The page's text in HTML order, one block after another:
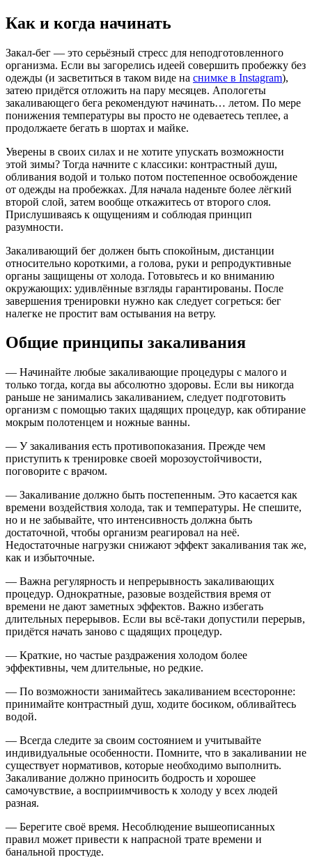
Как и когда начинать
Закал-бег — это серьёзный стресс для неподготовленного
организма. Если вы загорелись идеей совершить пробежку без
одежды (и засветиться в таком виде на снимке в Instagram),
затею придётся отложить на пару месяцев. Апологеты
закаливающего бега рекомендуют начинать… летом. По мере
понижения температуры вы просто не одеваетесь теплее, а
продолжаете бегать в шортах и майке.
Уверены в своих силах и не хотите упускать возможности
этой зимы? Тогда начните с классики: контрастный душ,
обливания водой и только потом постепенное освобождение
от одежды на пробежках. Для начала наденьте более лёгкий
второй слой, затем вообще откажитесь от второго слоя.
Прислушиваясь к ощущениям и соблюдая принцип
разумности.
Закаливающий бег должен быть спокойным, дистанции
относительно короткими, а голова, руки и репродуктивные
органы защищены от холода. Готовьтесь и ко вниманию
окружающих: удивлённые взгляды гарантированы. После
завершения тренировки нужно как следует согреться: бег
налегке не простит вам остывания на ветру.
Общие принципы закаливания
— Начинайте любые закаливающие процедуры с малого и
только тогда, когда вы абсолютно здоровы. Если вы никогда
раньше не занимались закаливанием, следует подготовить
организм с помощью таких щадящих процедур, как обтирание
мокрым полотенцем и ножные ванны.
— У закаливания есть противопоказания. Прежде чем
приступить к тренировке своей морозоустойчивости,
поговорите с врачом.
— Закаливание должно быть постепенным. Это касается как
времени воздействия холода, так и температуры. Не спешите,
но и не забывайте, что интенсивность должна быть
достаточной, чтобы организм реагировал на неё.
Недостаточные нагрузки снижают эффект закаливания так же,
как и избыточные.
— Важна регулярность и непрерывность закаливающих
процедур. Однократные, разовые воздействия время от
времени не дают заметных эффектов. Важно избегать
длительных перерывов. Если вы всё-таки допустили перерыв,
придётся начать заново с щадящих процедур.
— Краткие, но частые раздражения холодом более
эффективны, чем длительные, но редкие.
— По возможности занимайтесь закаливанием всесторонне:
принимайте контрастный душ, ходите босиком, обливайтесь
водой.
— Всегда следите за своим состоянием и учитывайте
индивидуальные особенности. Помните, что в закаливании не
существует нормативов, которые необходимо выполнить.
Закаливание должно приносить бодрость и хорошее
самочувствие, а восприимчивость к холоду у всех людей
разная.
— Берегите своё время. Несоблюдение вышеописанных
правил может привести к напрасной трате времени и
банальной простуде.